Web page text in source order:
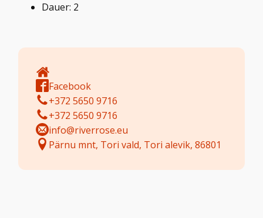
Dauer: 2
Facebook
+372 5650 9716
+372 5650 9716
info@riverrose.eu
Pärnu mnt, Tori vald, Tori alevik, 86801